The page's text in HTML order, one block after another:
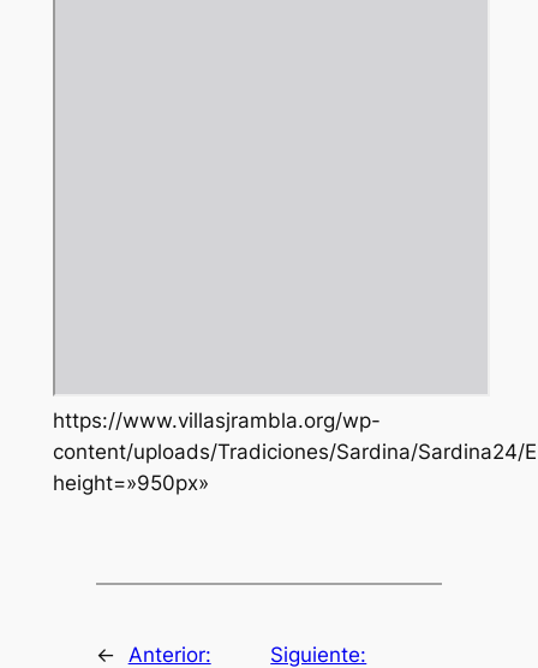
https://www.villasjrambla.org/wp-
content/uploads/Tradiciones/Sardina/Sardina24/
height=»950px»
←
Anterior:
Siguiente: